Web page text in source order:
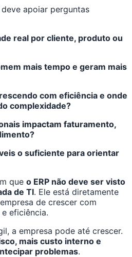
apoiar perguntas
real por cliente, produto ou
mais tempo e geram mais
com eficiência e onde
complexidade?
impactam faturamento,
o suficiente para orientar
que o ERP não deve ser visto
de TI. Ele está diretamente
de crescer com
eficiência.
a empresa pode até crescer.
mais custo interno e
problemas.